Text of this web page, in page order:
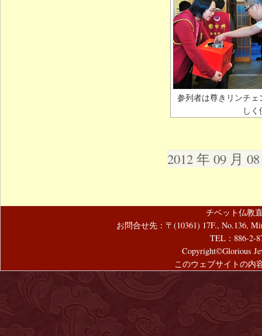
参列者は尊きリンチ
し
2012 年 09 月
チベット仏教
お問合せ先：〒(10361) 17F., No.136,
TEL：886-2-
Copyright©Glorious
このウェブサイトの内